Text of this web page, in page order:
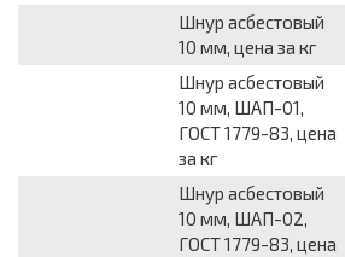
Шнур асбестовый
10 мм, цена за кг
Шнур асбестовый
10 мм, ШАП-01,
ГОСТ 1779-83, цена
за кг
Шнур асбестовый
10 мм, ШАП-02,
ГОСТ 1779-83, цена